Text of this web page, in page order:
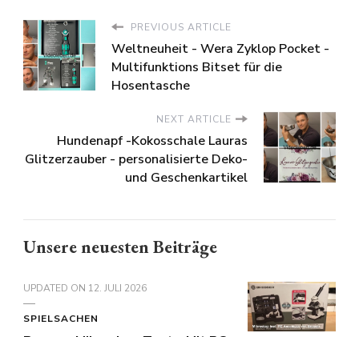
PREVIOUS ARTICLE
Weltneuheit - Wera Zyklop Pocket -
Multifunktions Bitset für die
Hosentasche
NEXT ARTICLE
Hundenapf -Kokosschale Lauras
Glitzerzauber - personalisierte Deko-
und Geschenkartikel
Unsere neuesten Beiträge
UPDATED ON 12. JULI 2026
SPIELSACHEN